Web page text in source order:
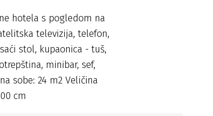
hotela s pogledom na
televizija, telefon,
stol, kupaonica - tuš,
minibar, sef,
sobe: 24 m2 Veličina
cm